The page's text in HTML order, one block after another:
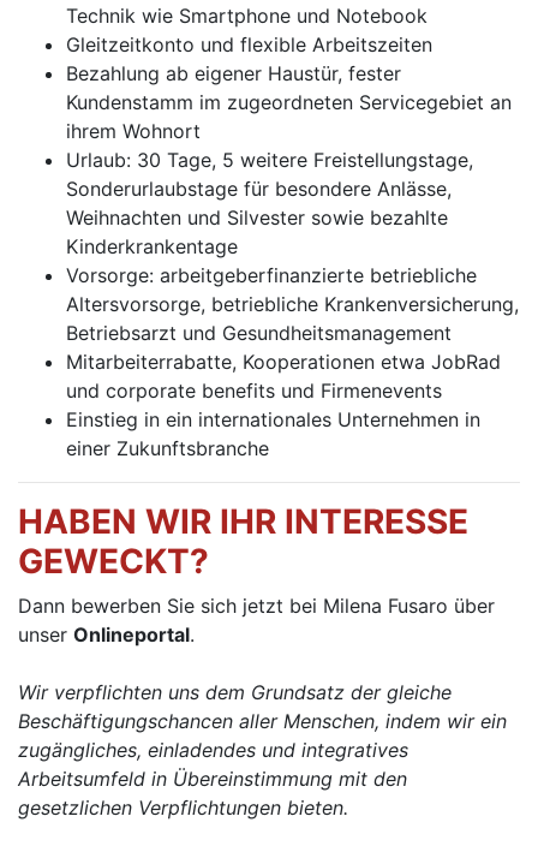
Technik wie Smartphone und Notebook
Gleitzeitkonto und flexible Arbeitszeiten
Bezahlung ab eigener Haustür, fester
Kundenstamm im zugeordneten Servicegebiet an
ihrem Wohnort
Urlaub: 30 Tage, 5 weitere Freistellungstage,
Sonderurlaubstage für besondere Anlässe,
Weihnachten und Silvester sowie bezahlte
Kinderkrankentage
Vorsorge: arbeitgeberfinanzierte betriebliche
Altersvorsorge, betriebliche Krankenversicherung,
Betriebsarzt und Gesundheitsmanagement
Mitarbeiterrabatte, Kooperationen etwa JobRad
und corporate benefits und Firmenevents
Einstieg in ein internationales Unternehmen in
einer Zukunftsbranche
HABEN WIR IHR INTERESSE
GEWECKT?
Dann bewerben Sie sich jetzt bei Milena Fusaro über
unser Onlineportal.
Wir verpflichten uns dem Grundsatz der gleiche
Beschäftigungschancen aller Menschen, indem wir ein
zugängliches, einladendes und integratives
Arbeitsumfeld in Übereinstimmung mit den
gesetzlichen Verpflichtungen bieten.